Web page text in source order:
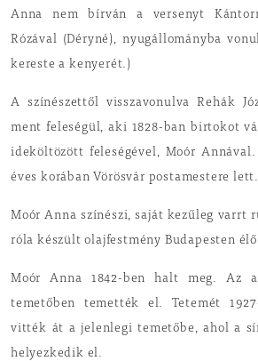
Anna nem bírván a versenyt
Rózával (Déryné), nyugállományba
kereste a kenyerét.)
A színészettől visszavonulva Rehák
ment feleségül, aki 1828-ban birtokot
ideköltözött feleségével, Moór
éves korában Vörösvár postamestere lett.
Moór Anna színészi, saját kezűleg varrt
róla készült olajfestmény Budapesten
Moór Anna 1842-ben halt meg. Az
temetőben temették el. Tetemét
vitték át a jelenlegi temetőbe, ahol a
helyezkedik el.